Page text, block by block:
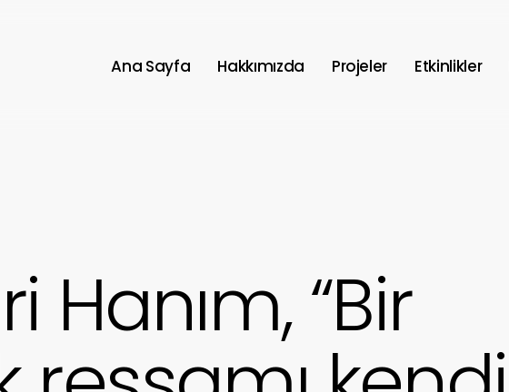
Ana Sayfa Hakkımızda Projeler Etkinlikler
Hanım, “Bir